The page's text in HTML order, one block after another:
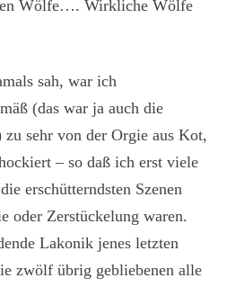
Wölfe…. Wirkliche Wölfe
sah, war ich
(das war ja auch die
sehr von der Orgie aus Kot,
– so daß ich erst viele
erschütterndsten Szenen
oder Zerstückelung waren.
Lakonik jenes letzten
zwölf übrig gebliebenen alle